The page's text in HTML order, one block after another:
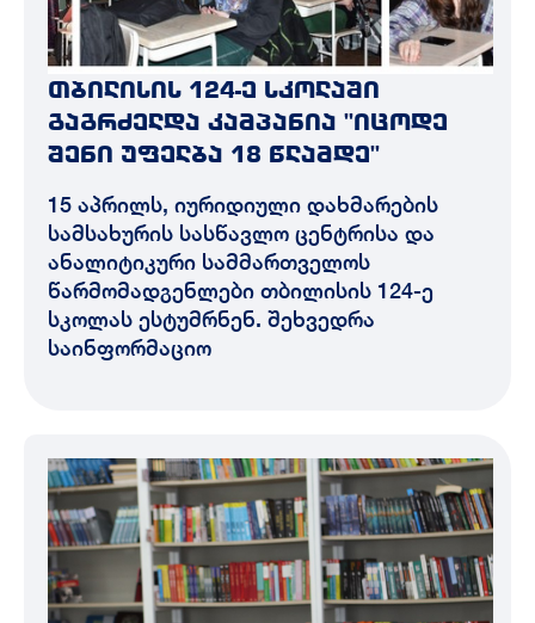
თბილისის 124-ე სკოლაში
გაგრძელდა კამპანია "იცოდე
შენი უფელბა 18 წლამდე"
15 აპრილს, იურიდიული დახმარების
სამსახურის სასწავლო ცენტრისა და
ანალიტიკური სამმართველოს
წარმომადგენლები თბილისის 124-ე
სკოლას ესტუმრნენ. შეხვედრა
საინფორმაციო